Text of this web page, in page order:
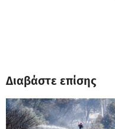
Διαβάστε επίσης